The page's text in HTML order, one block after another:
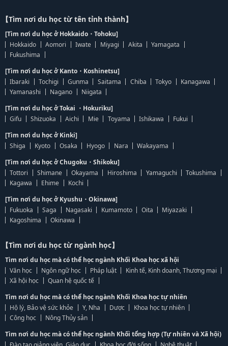
【Tìm nơi du học từ tên tỉnh thành】
[Tìm nơi du học ở Hokkaido・Tohoku]
Hokkaido
Aomori Iwate Miyagi Akita
Yamagata
Fukushima
[Tìm nơi du học ở Kanto・Koshinetsu]
Ibaraki
Tochigi Gunma Saitama Chiba Tokyo
Kanagawa
Yamanashi
Nagano
Niigata
[Tìm nơi du học ở Tokai ・Hokuriku]
Gifu
Shizuoka Aichi Mie Toyama Ishikawa
Fukui
[Tìm nơi du học ở Kinki]
Shiga
Kyoto Osaka Hyogo Nara
Wakayama
[Tìm nơi du học ở Chugoku・Shikoku]
Tottori
Shimane Okayama Hiroshima Yamaguchi
Tokushima
Kagawa
Ehime
Kochi
[Tìm nơi du học ở Kyushu・Okinawa]
Fukuoka
Saga Nagasaki Kumamoto Oita
Miyazaki
Kagoshima
Okinawa
【Tìm nơi du học từ ngành học】
Tìm nơi du học mà có thể học ngành Khối Khoa học xã hội
Văn học
Ngôn ngữ học Pháp luật
Kinh tế, Kinh doanh, Thương mại
Xã hội học
Quan hệ quốc tế
Tìm nơi du học mà có thể học ngành Khối Khoa học tự nhiên
Hộ lý, Bảo vệ sức khỏe
Y, Nha Dược
Khoa học tự nhiên
Công học
Nông Thủy sản
Tìm nơi du học mà có thể học ngành Khối tổng hợp (Tự nhiên và Xã hội)